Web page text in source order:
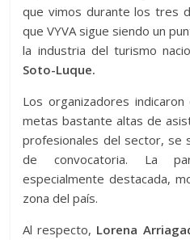
que vimos durante los tres
que VYVA sigue siendo un
la industria del turismo
Soto-Luque.
Los organizadores
metas bastante altas de
profesionales del sector, se
de convocatoria. La
especialmente destacada,
zona del país.
Al respecto, Lorena